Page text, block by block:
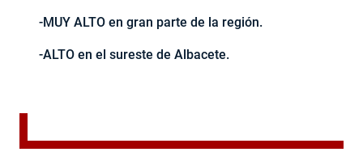
-MUY ALTO en gran parte de la región.
-ALTO en el sureste de Albacete.